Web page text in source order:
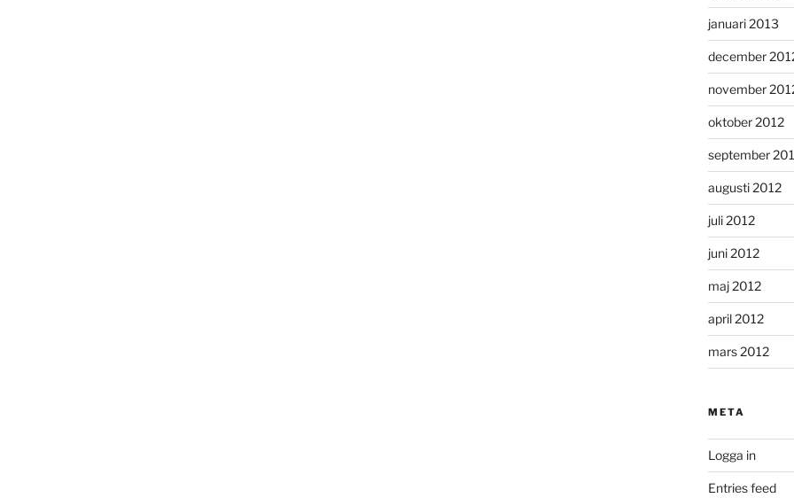
januari 2013
december
november
oktober 2012
september
augusti 2012
juli 2012
juni 2012
maj 2012
april 2012
mars 2012
META
Logga in
Entries feed